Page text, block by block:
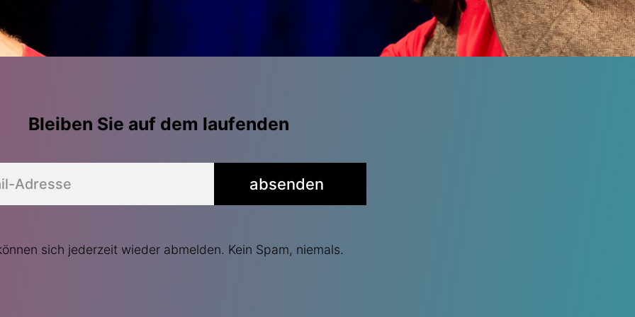
Bleiben Sie auf dem laufenden
absenden
sich jederzeit wieder abmelden. Kein Spam, niemals.